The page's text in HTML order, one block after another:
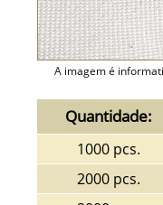
A imagem é
Quantidade:
1000 pcs.
2000 pcs.